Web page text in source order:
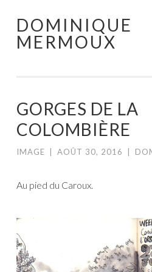
Aller
au
DOMINIQUE
MERMOUX
GORGES DE LA
COLOMBIÈRE
IMAGE AOÛT 30, 2016
Au pied du Caroux.